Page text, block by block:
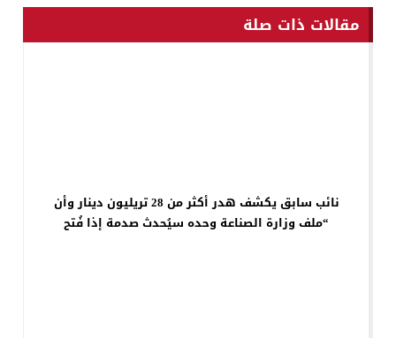
مقالات ذات صلة
نائب سابق يكشف هدر أكثر من 28 تريليون دينار وأن
“ملف وزارة الصناعة وحده سيُحدث صدمة إذا فُتح